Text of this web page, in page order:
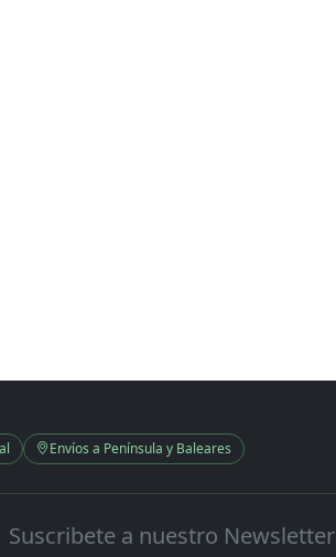
Envíos a Península y Baleares
Suscribete a nuestro Newsletter